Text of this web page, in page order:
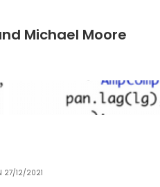
Michael Moore
27/12/2021